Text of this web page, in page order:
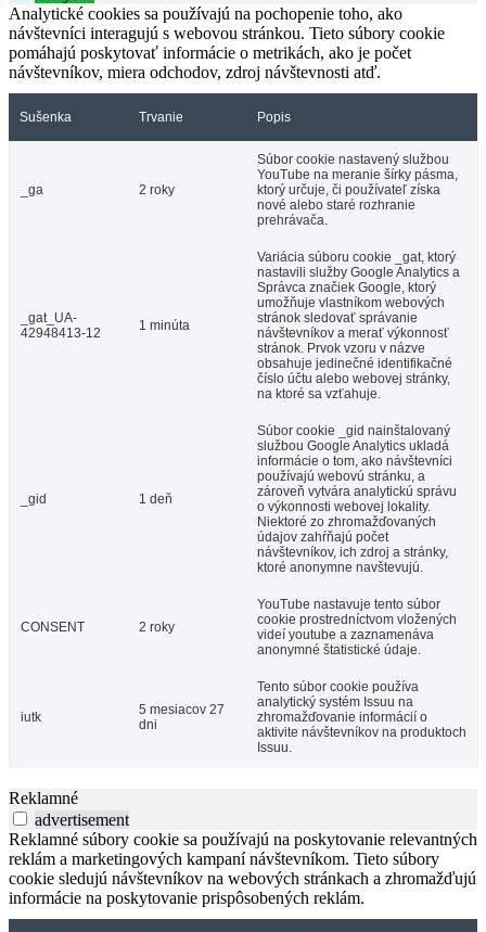
Analytické cookies sa používajú na pochopenie toho, ako
návštevníci interagujú s webovou stránkou. Tieto súbory cookie
pomáhajú poskytovať informácie o metrikách, ako je počet
návštevníkov, miera odchodov, zdroj návštevnosti atď.
Sušenka Trvanie Popis
_ga 2 roky
Súbor cookie nastavený službou
YouTube na meranie šírky pásma,
ktorý určuje, či používateľ získa
nové alebo staré rozhranie
prehrávača.
_gat_UA-
42948413-12
1 minúta
Variácia súboru cookie _gat, ktorý
nastavili služby Google Analytics a
Správca značiek Google, ktorý
umožňuje vlastníkom webových
stránok sledovať správanie
návštevníkov a merať výkonnosť
stránok. Prvok vzoru v názve
obsahuje jedinečné identifikačné
číslo účtu alebo webovej stránky,
na ktoré sa vzťahuje.
_gid 1 deň
Súbor cookie _gid nainštalovaný
službou Google Analytics ukladá
informácie o tom, ako návštevníci
používajú webovú stránku, a
zároveň vytvára analytickú správu
o výkonnosti webovej lokality.
Niektoré zo zhromažďovaných
údajov zahŕňajú počet
návštevníkov, ich zdroj a stránky,
ktoré anonymne navštevujú.
CONSENT 2 roky
YouTube nastavuje tento súbor
cookie prostredníctvom vložených
videí youtube a zaznamenáva
anonymné štatistické údaje.
iutk
5 mesiacov 27
dni
Tento súbor cookie používa
analytický systém Issuu na
zhromažďovanie informácií o
aktivite návštevníkov na produktoch
Issuu.
Reklamné
advertisement
Reklamné súbory cookie sa používajú na poskytovanie relevantných
reklám a marketingových kampaní návštevníkom. Tieto súbory
cookie sledujú návštevníkov na webových stránkach a zhromažďujú
informácie na poskytovanie prispôsobených reklám.